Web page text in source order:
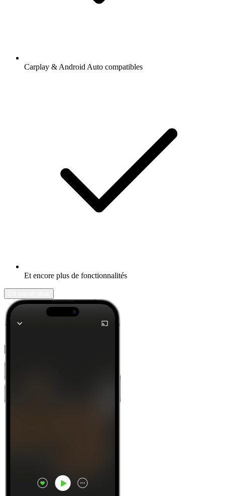
Carplay & Android Auto compatibles
Et encore plus de fonctionnalités